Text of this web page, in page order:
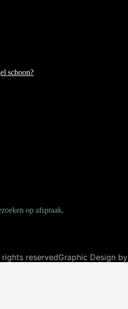
schoon?
op afspraak.
reservedGraphic Design by